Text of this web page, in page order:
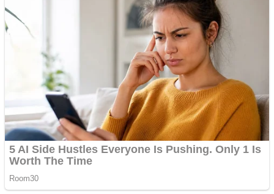
Ofera def între special
Vând domeniu+website
de publicitate de tip